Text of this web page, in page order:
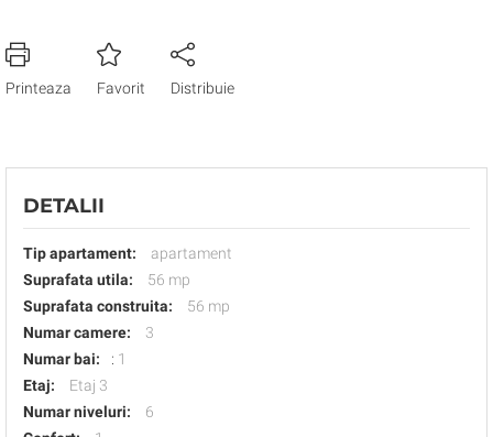
Printeaza Favorit Distribuie
DETALII
Tip apartament:
apartament
Suprafata utila:
56 mp
Suprafata construita:
56 mp
Numar camere:
3
Numar bai:
: 1
Etaj:
Etaj 3
Numar niveluri:
6